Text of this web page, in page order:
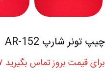
چیپ تونر شارپ AR-152
برای قیمت بروز تماس بگیرید ۰۲۱۸۸۸۶۰۷۹۷